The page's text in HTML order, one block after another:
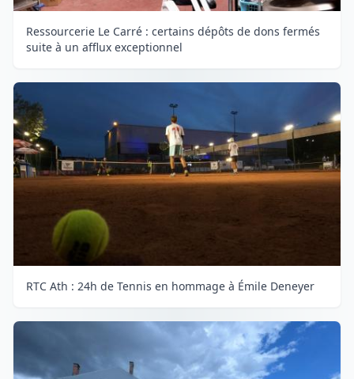
Ressourcerie Le Carré : certains dépôts de dons fermés
suite à un afflux exceptionnel
RTC Ath : 24h de Tennis en hommage à Émile Deneyer